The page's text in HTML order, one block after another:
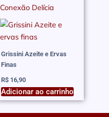
Grissini Azeite e Ervas
Finas
R$16,90
Adicionar ao carrinho